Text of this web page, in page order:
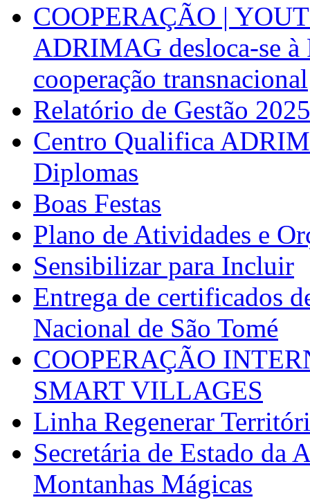
COOPERAÇÃO |
ADRIMAG desloca-se
cooperação transnacional
Relatório de Gestão 2025
Centro Qualifica
Diplomas
Boas Festas
Plano de Atividades e
Sensibilizar para Incluir
Entrega de certificados
Nacional de São Tomé
COOPERAÇÃO
SMART VILLAGES
Linha Regenerar
Secretária de Estado da
Montanhas Mágicas